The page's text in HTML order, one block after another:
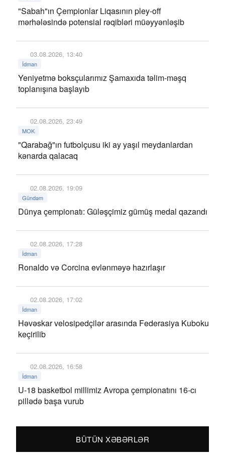
"Sabah"ın Çempionlar Liqasının pley-off
mərhələsində potensial rəqibləri müəyyənləşib
03.08.2026, 13:40
İdman
Yeniyetmə boksçularımız Şamaxıda təlim-məşq
toplanışına başlayıb
02.08.2026, 23:49
MOK
"Qarabağ"ın futbolçusu iki ay yaşıl meydanlardan
kənarda qalacaq
02.08.2026, 19:09
Gündəm
Dünya çempionatı: Güləşçimiz gümüş medal qazandı
02.08.2026, 17:28
İdman
Ronaldo və Corcina evlənməyə hazırlaşır
02.08.2026, 17:02
İdman
Həvəskar velosipedçilər arasında Federasiya Kuboku
keçirilib
02.08.2026, 16:58
İdman
U-18 basketbol millimiz Avropa çempionatını 16-cı
pillədə başa vurub
BÜTÜN XƏBƏRLƏR